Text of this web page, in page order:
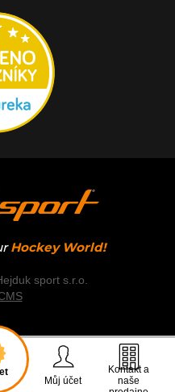
Hockey World!
sport s.r.o.
Můj účet
Kontakt a
naše